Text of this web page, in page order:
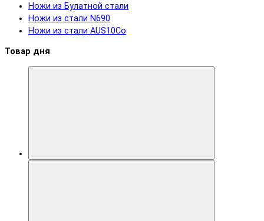
Ножи из Булатной стали
Ножи из стали N690
Ножи из стали AUS10Co
Товар дня